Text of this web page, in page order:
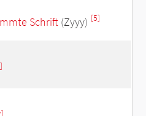
Schrift(Zyyy) [5]